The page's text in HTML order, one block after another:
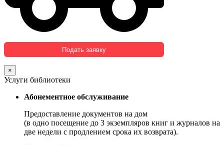
×
Услуги библиотеки
Абонементное обслуживание
Предоставление документов на дом
(в одно посещение до 3 экземпляров книг и журналов на
две недели с продлением срока их возврата).